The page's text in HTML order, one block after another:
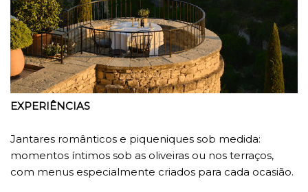
EXPERIÊNCIAS
Jantares românticos e piqueniques sob medida:
momentos íntimos sob as oliveiras ou nos terraços,
com menus especialmente criados para cada ocasião.